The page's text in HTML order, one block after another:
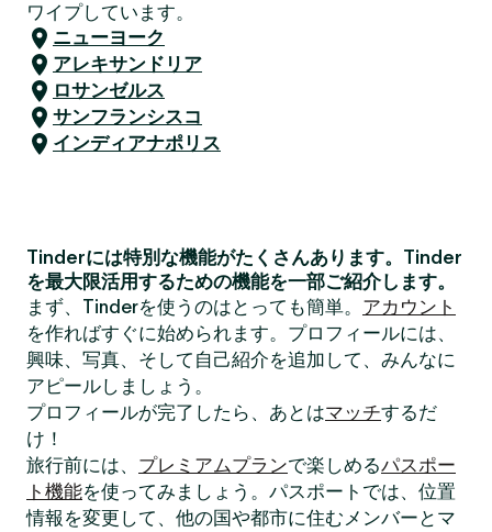
ワイプしています。
ニューヨーク
アレキサンドリア
ロサンゼルス
サンフランシスコ
インディアナポリス
Tinderには特別な機能がたくさんあります。Tinder
を最大限活用するための機能を一部ご紹介します。
まず、Tinderを使うのはとっても簡単。 アカウント
を作ればすぐに始められます。プロフィールには、
興味、写真、そして自己紹介を追加して、みんなに
アピールしましょう。
プロフィールが完了したら、あとはマッチするだ
け！
旅行前には、 プレミアムプランで楽しめるパスポー
ト機能を使ってみましょう。パスポートでは、位置
情報を変更して、他の国や都市に住むメンバーとマ